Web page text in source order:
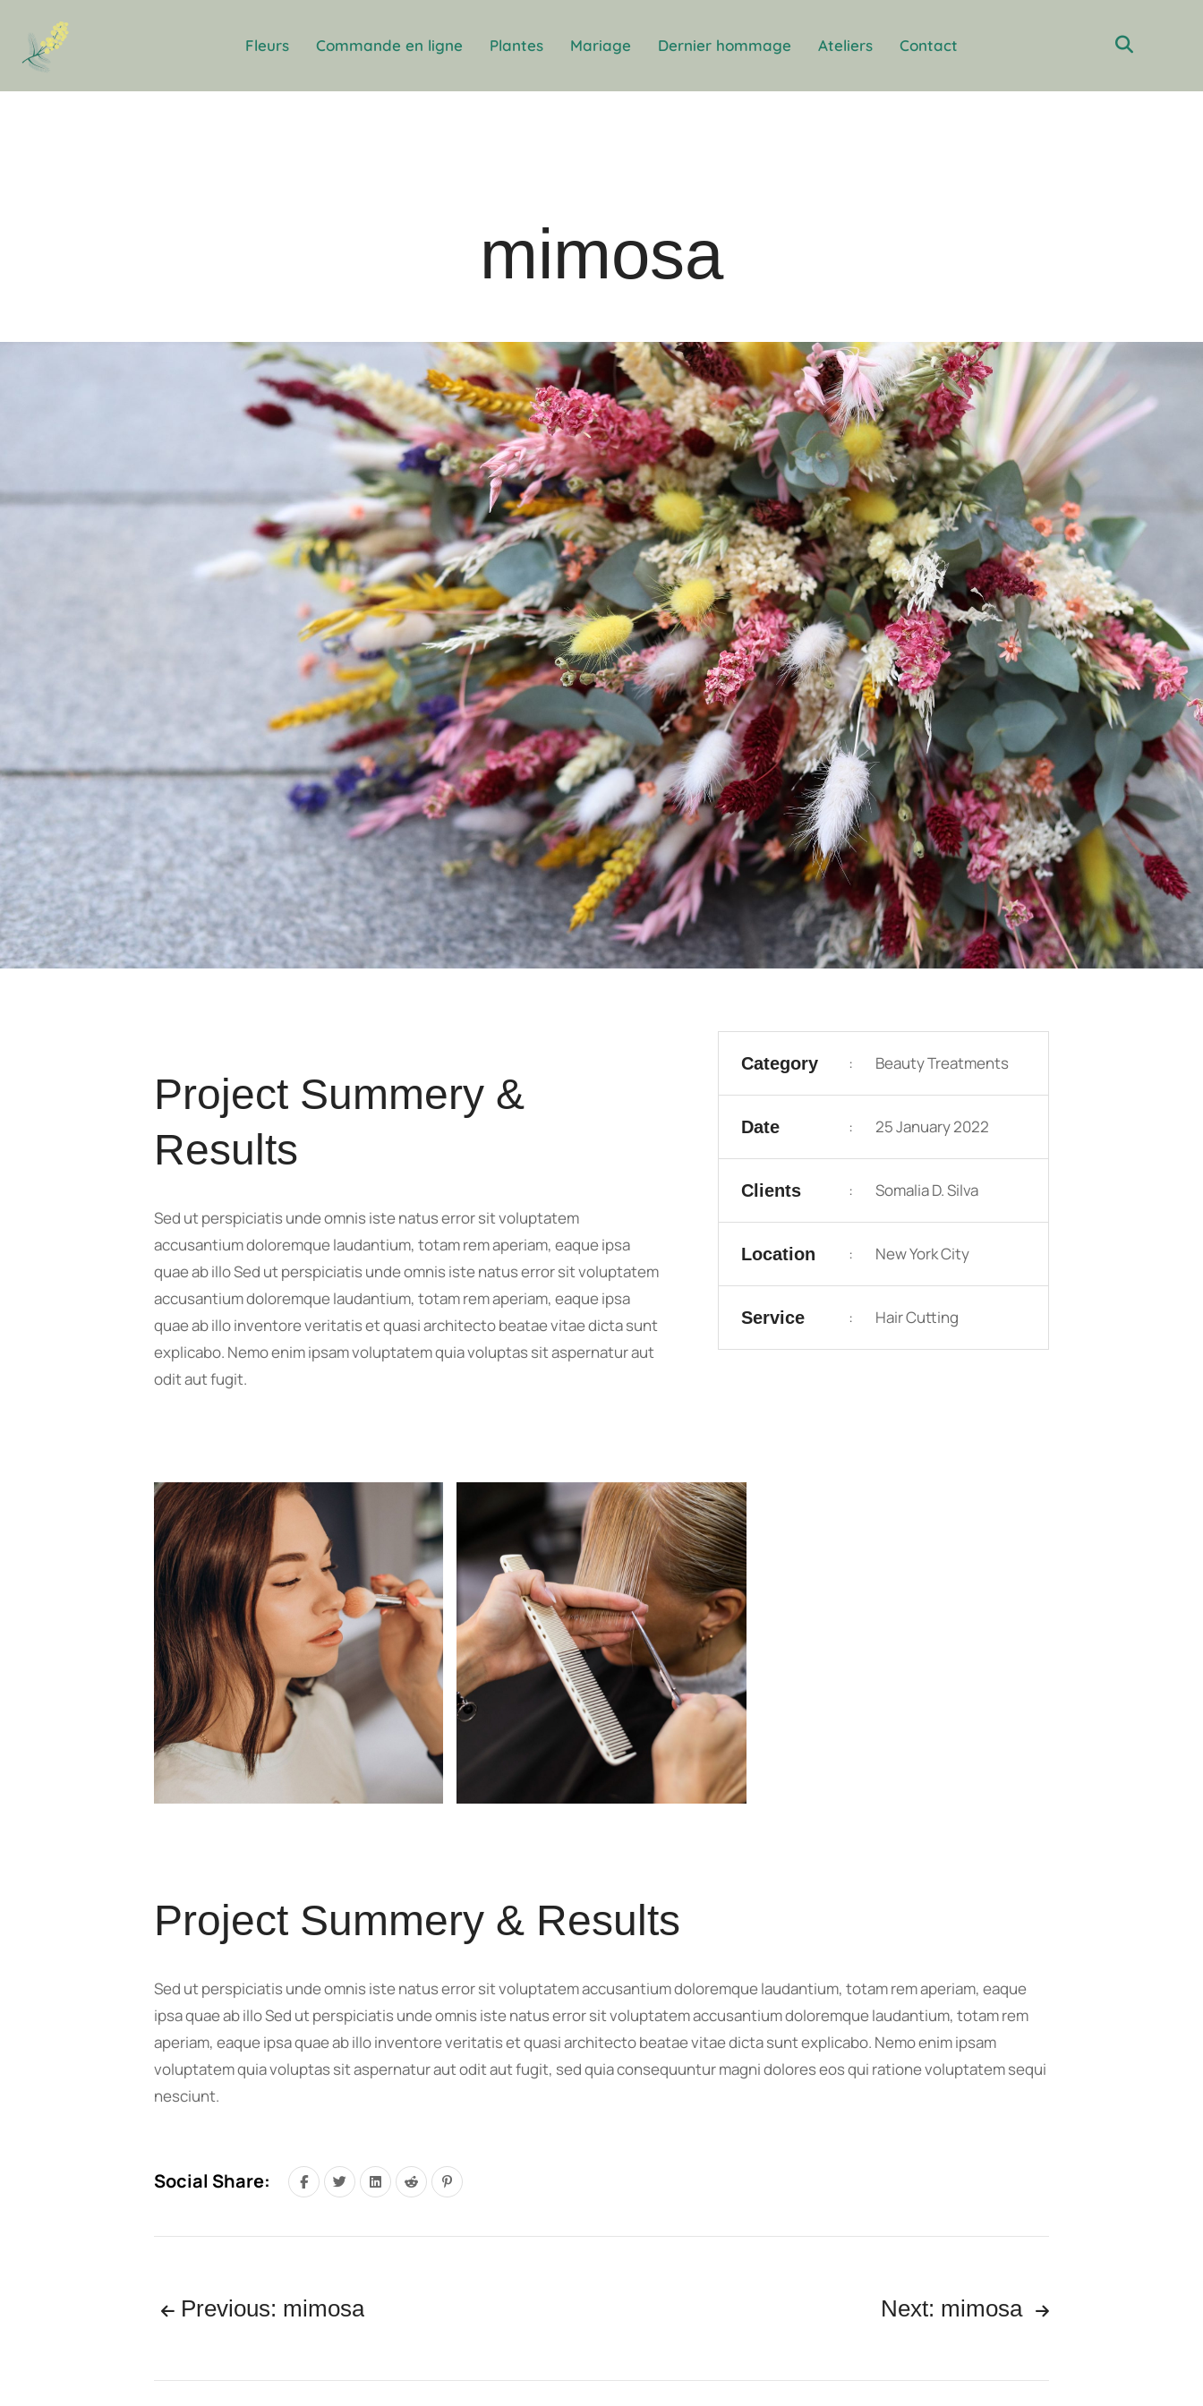
Fleurs Commande en ligne Plantes Mariage Dernier hommage Ateliers Contact
mimosa
Project Summery &
Results
Sed ut perspiciatis unde omnis iste natus error sit voluptatem
accusantium doloremque laudantium, totam rem aperiam, eaque ipsa
quae ab illo Sed ut perspiciatis unde omnis iste natus error sit voluptatem
accusantium doloremque laudantium, totam rem aperiam, eaque ipsa
quae ab illo inventore veritatis et quasi architecto beatae vitae dicta sunt
explicabo. Nemo enim ipsam voluptatem quia voluptas sit aspernatur aut
odit aut fugit.
Category : Beauty Treatments
Date : 25 January 2022
Clients : Somalia D. Silva
Location : New York City
Service : Hair Cutting
Project Summery & Results
Sed ut perspiciatis unde omnis iste natus error sit voluptatem accusantium doloremque laudantium, totam rem aperiam, eaque
ipsa quae ab illo Sed ut perspiciatis unde omnis iste natus error sit voluptatem accusantium doloremque laudantium, totam rem
aperiam, eaque ipsa quae ab illo inventore veritatis et quasi architecto beatae vitae dicta sunt explicabo. Nemo enim ipsam
voluptatem quia voluptas sit aspernatur aut odit aut fugit, sed quia consequuntur magni dolores eos qui ratione voluptatem sequi
nesciunt.
Social Share:
Previous: mimosa Next: mimosa